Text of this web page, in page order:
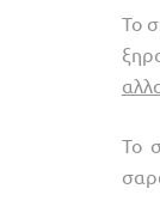
Το
Το